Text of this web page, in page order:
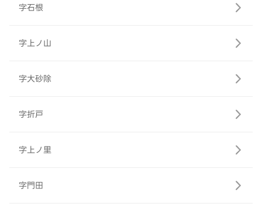
字石根
字上ノ山
字大砂除
字折戸
字上ノ里
字門田